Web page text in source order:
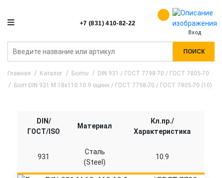
+7 (831) 410-82-22
Вход
ПОИСК
Главная Каталог Болты
DIN 931 / ГОСТ 7798-70 / ГОСТ 7805-70
Болт DIN 931 M 18x110 10.9 оцинк / ГОСТ 7798-70 / ГОСТ 7805-70 (10)
DIN/
ГОСТ/ISO
Материал
Кл.пр./
Характеристика
931
Сталь
(Steel)
10.9